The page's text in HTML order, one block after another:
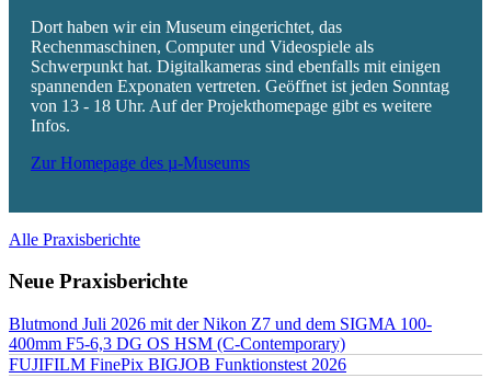
Dort haben wir ein Museum eingerichtet, das
Rechenmaschinen, Computer und Videospiele als
Schwerpunkt hat. Digitalkameras sind ebenfalls mit einigen
spannenden Exponaten vertreten. Geöffnet ist jeden Sonntag
von 13 - 18 Uhr. Auf der Projekthomepage gibt es weitere
Infos.
Zur Homepage des µ-Museums
Alle Praxisberichte
Neue Praxisberichte
Blutmond Juli 2026 mit der Nikon Z7 und dem SIGMA 100-
400mm F5-6,3 DG OS HSM (C-Contemporary)
FUJIFILM FinePix BIGJOB Funktionstest 2026